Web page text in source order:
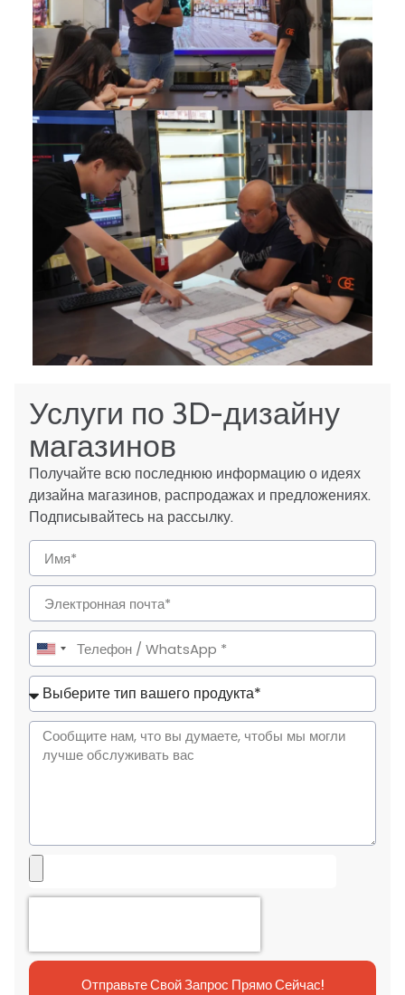
Услуги по 3D-дизайну
магазинов
Получайте всю последнюю информацию о идеях
дизайна магазинов, распродажах и предложениях.
Подписывайтесь на рассылку.
United
States
+1
Отправьте Свой Запрос Прямо Сейчас!